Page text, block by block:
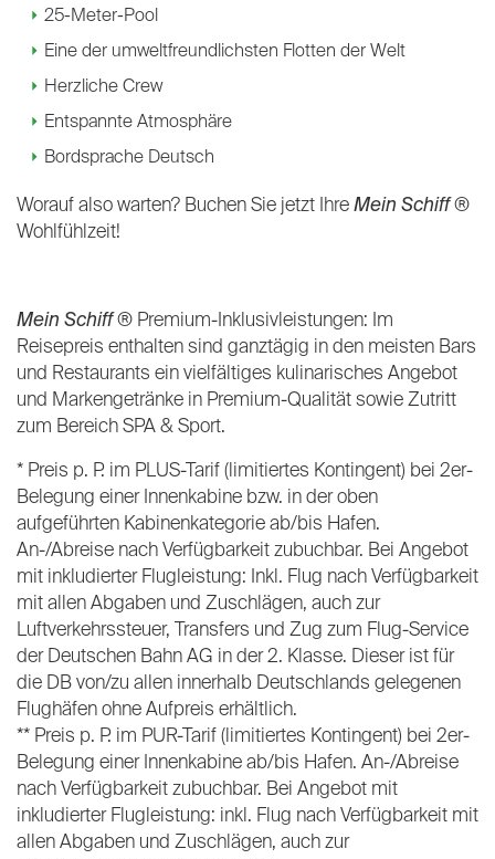
25-Meter-Pool
Eine der umweltfreundlichsten Flotten der Welt
Herzliche Crew
Entspannte Atmosphäre
Bordsprache Deutsch
Worauf also warten? Buchen Sie jetzt Ihre Mein Schiff®
Wohlfühlzeit!
Mein Schiff® Premium-Inklusivleistungen: Im
Reisepreis enthalten sind ganztägig in den meisten Bars
und Restaurants ein vielfältiges kulinarisches Angebot
und Markengetränke in Premium-Qualität sowie Zutritt
zum Bereich SPA & Sport.
* Preis p. P. im PLUS-Tarif (limitiertes Kontingent) bei 2er-
Belegung einer Innenkabine bzw. in der oben
aufgeführten Kabinenkategorie ab/bis Hafen.
An-/Abreise nach Verfügbarkeit zubuchbar. Bei Angebot
mit inkludierter Flugleistung: Inkl. Flug nach Verfügbarkeit
mit allen Abgaben und Zuschlägen, auch zur
Luftverkehrssteuer, Transfers und Zug zum Flug-Service
der Deutschen Bahn AG in der 2. Klasse. Dieser ist für
die DB von/zu allen innerhalb Deutschlands gelegenen
Flughäfen ohne Aufpreis erhältlich.
** Preis p. P. im PUR-Tarif (limitiertes Kontingent) bei 2er-
Belegung einer Innenkabine ab/bis Hafen. An-/Abreise
nach Verfügbarkeit zubuchbar. Bei Angebot mit
inkludierter Flugleistung: inkl. Flug nach Verfügbarkeit mit
allen Abgaben und Zuschlägen, auch zur